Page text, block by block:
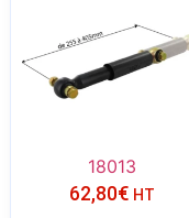
18013
62,80€ HT